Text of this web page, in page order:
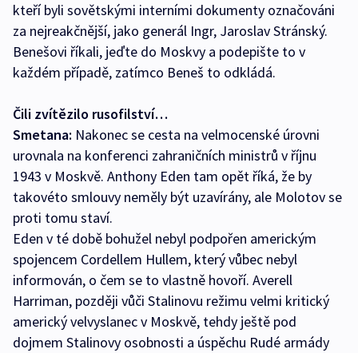
kteří byli sovětskými interními dokumenty označováni
za nejreakčnější, jako generál Ingr, Jaroslav Stránský.
Benešovi říkali, jeďte do Moskvy a podepište to v
každém případě, zatímco Beneš to odkládá.
Čili zvítězilo rusofilství…
Smetana: Nakonec se cesta na velmocenské úrovni
urovnala na konferenci zahraničních ministrů v říjnu
1943 v Moskvě. Anthony Eden tam opět říká, že by
takovéto smlouvy neměly být uzavírány, ale Molotov se
proti tomu staví.
Eden v té době bohužel nebyl podpořen americkým
spojencem Cordellem Hullem, který vůbec nebyl
informován, o čem se to vlastně hovoří. Averell
Harriman, později vůči Stalinovu režimu velmi kritický
americký velvyslanec v Moskvě, tehdy ještě pod
dojmem Stalinovy osobnosti a úspěchu Rudé armády